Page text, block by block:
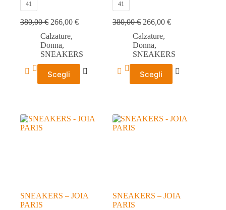
41
380,00€ 266,00 €
Calzature,
Donna,
SNEAKERS
Scegli
Questo
prodotto
Le
opzioni
possono
41
380,00€ 266,00€
Calzature,
Donna,
SNEAKERS
Scegli
Questo
prodotto
Le
opzioni
possono
SNEAKERS – JOIA
PARIS
SNEAKERS – JOIA
PARIS